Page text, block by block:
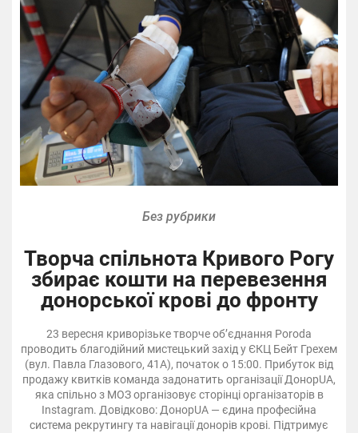
Без рубрики
Творча спільнота Кривого Рогу
збирає кошти на перевезення
донорської крові до фронту
23 вересня криворізьке творче об’єднання Poroda
проводить благодійний мистецький захід у ЄКЦ Бейт Грехем
(вул. Павла Глазового, 41А), початок о 15:00. Прибуток від
продажу квитків команда задонатить організації ДонорUA,
яка спільно з МОЗ організовує сторінці організаторів в
Instagram. Довідково: ДонорUA — єдина професійна
система рекрутингу та навігації донорів крові. Підтримує